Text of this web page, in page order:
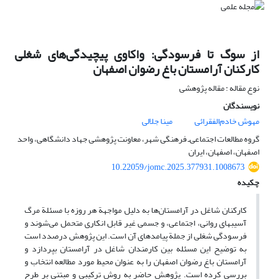
از سوگ تا فرسودگی: واکاوی پیچیدگی‌های شغلی
کارکنان آرامستان باغ رضوان اصفهان
نوع مقاله : مقاله پژوهشی
نویسندگان
مهوش خادم‌الفقرائی
مینا جلالی
گروه مطالعات اجتماعی‌ـ فرهنگی شهر، معاونت پژوهشی جهاد دانشگاهی، واحد
اصفهان، اصفهان، ایران
10.22059/jomc.2025.377931.1008673
چکیده
کارکنان شاغل در آرامستان‌ها به دلیل مواجهة هر روزه با مسئلة مرگ
آسیب‎های روانی، اجتماعی، و جسمی غیر قابل انکاری متحمل می‌شوند و
فرسودگی شغلی از جملة پیامد‌های آن است. این پژوهش درصدد است
به توضیح این مسئله بین کارمندان شاغل در آرامستان بپردازد و
آرامستان باغ رضوان اصفهان را به عنوان محیط مورد مطالعه انتخاب و
بررسی کرده است. پژوهش حاضر به روش ترکیبی و مبتنی بر طرح